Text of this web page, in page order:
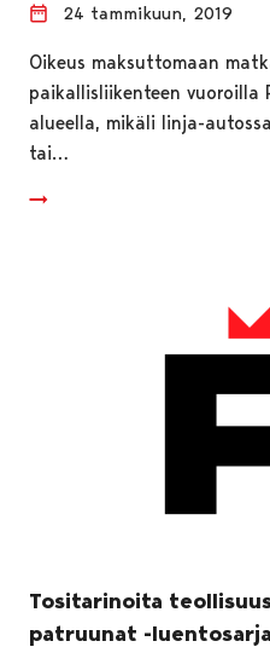
24 tammikuun, 2019
Oikeus maksuttomaan
paikallisliikenteen vuoroilla
alueella, mikäli linja-
tai…
Tositarinoita
patruunat -